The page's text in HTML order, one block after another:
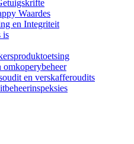
Waardes
en Integriteit
is
omkoperybeheer
en verskafferoudits